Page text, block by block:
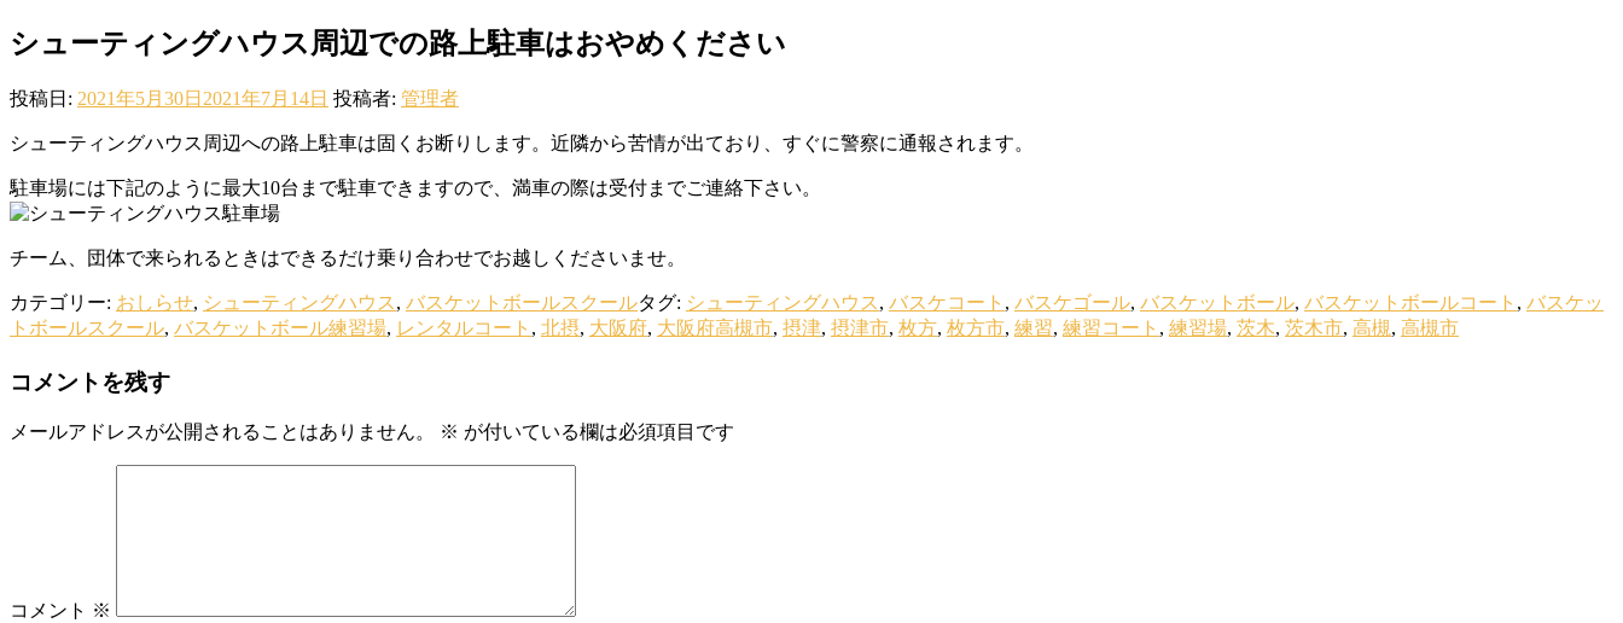
シューティングハウス周辺での路上駐車はおやめください
投稿日: 2021年5月30日 2021年7月14日 投稿者: 管理者
シューティングハウス周辺への路上駐車は固くお断りします。近隣から苦情が出ており、すぐに警察に通報されます。
駐車場には下記のように最大10台まで駐車できますので、満車の際は受付までご連絡下さい。
チーム、団体で来られるときはできるだけ乗り合わせでお越しくださいませ。
カテゴリー: おしらせ, シューティングハウス , バスケットボールスクールタグ: シューティングハウス , バスケコート , バスケゴール, バスケットボール, バスケットボールコート , バスケッ
トボールスクール, バスケットボール練習場, レンタルコート , 北摂, 大阪府, 大阪府高槻市, 摂津, 摂津市, 枚方, 枚方市, 練習, 練習コート , 練習場, 茨木, 茨木市, 高槻, 高槻市
コメントを残す
メールアドレスが公開されることはありません。 ※ が付いている欄は必須項目です
コメント ※